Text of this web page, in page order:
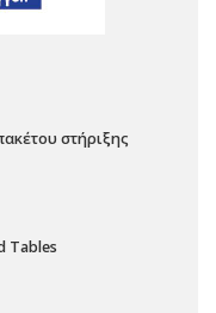
στήριξης
Tables